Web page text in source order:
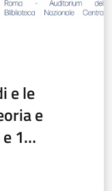
e le
e
1